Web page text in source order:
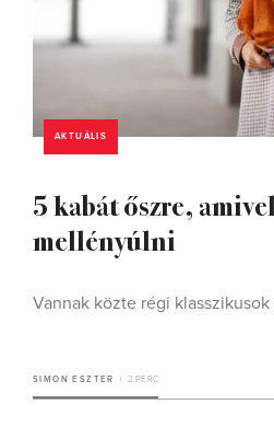
AKTUÁLIS
5 kabát őszre,
mellényúlni
Vannak közte régi
SIMON ESZTER 2 PERC